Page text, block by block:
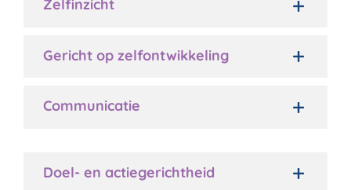
Zelfinzicht
Gericht op zelfontwikkeling
Communicatie
Doel- en actiegerichtheid